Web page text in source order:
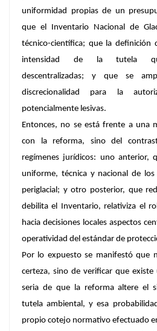
uniformidad propias de un
que el Inventario Nacional de
técnico-científica; que la
intensidad de la tutela
descentralizadas; y que se
discrecionalidad para la
potencialmente lesivas.
Entonces, no se está frente a una
con la reforma, sino del
regímenes jurídicos: uno anterior,
uniforme, técnica y nacional de
periglacial; y otro posterior, que
debilita el Inventario, relativiza el
hacia decisiones locales aspectos
operatividad del estándar de
Por lo expuesto se manifestó que
certeza, sino de verificar que
seria de que la reforma altere el
tutela ambiental, y esa
propio cotejo normativo efectuado